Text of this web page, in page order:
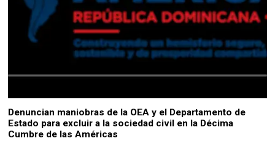
Denuncian maniobras de la OEA y el Departamento de
Estado para excluir a la sociedad civil en la Décima
Cumbre de las Américas